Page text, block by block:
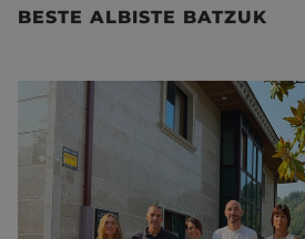
BESTE ALBISTE BATZUK